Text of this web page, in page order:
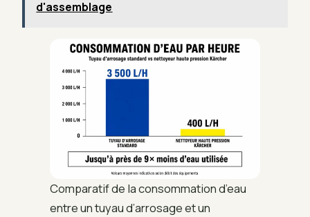
d'assemblage
Comparatif de la consommation d’eau
entre un tuyau d’arrosage et un